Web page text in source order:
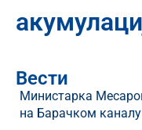
Вести
Министарка
на Барачком